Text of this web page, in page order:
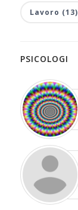
Lavoro (13)
PSICOLOGI